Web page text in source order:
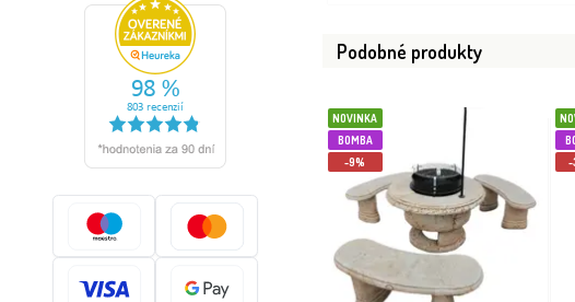
Podobné produkty
NOVINKA
BOMBA
-9%
-